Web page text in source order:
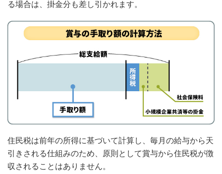
る場合は、掛金分も差し引かれます。
住民税は前年の所得に基づいて計算し、毎月の給与から天
引きされる仕組みのため、原則として賞与から住民税が徴
収されることはありません。